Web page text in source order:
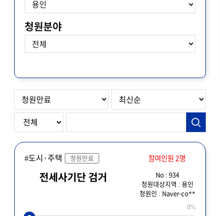
청원분야
#도시·주택 청원만료 참여인원 2명
전세사기단 검거
No : 934
청원대상지역 : 용인
청원인 : Naver-co**
0%